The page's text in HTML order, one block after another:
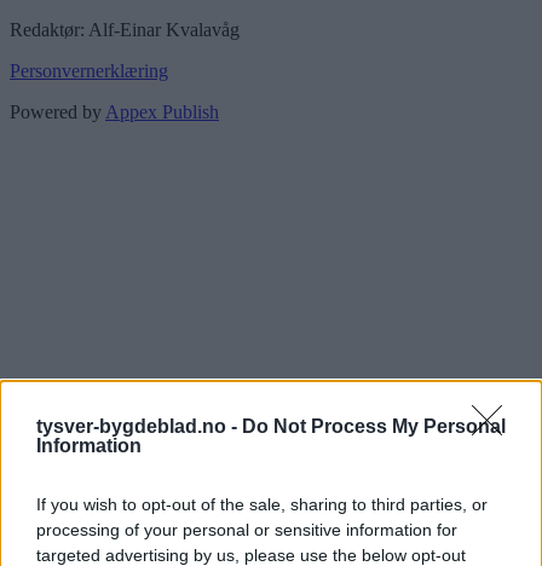
tysver-bygdeblad.no - Do Not Process My Personal
Information
If you wish to opt-out of the sale, sharing to third parties, or
processing of your personal or sensitive information for
targeted advertising by us, please use the below opt-out
Redaktør: Alf-Einar Kvalavåg
Personvernerklæring
Powered by Appex Publish